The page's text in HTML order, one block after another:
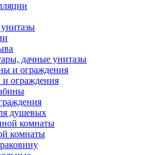
дачные унитазы
ограждения
душевых
комнаты